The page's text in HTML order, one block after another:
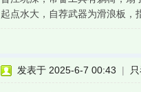
起点水大，自荐武器为滑浪板，
发表于 2025-6-7 00:43 |